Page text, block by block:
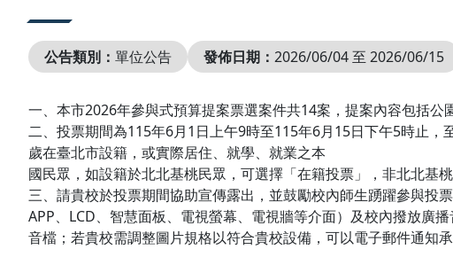
公告類別： 單位公告 發佈日期： 2026/06/04 至 2026/06/15
一、本市2026年參與式預算提案票選案件共14案，提案內容包括公
二、投票期間為115年6月1日上午9時至115年6月15日下午5時止
歲在臺北市設籍，或實際居住、就學、就業之本
國民眾，如設籍於北北基桃民眾，可選擇「在籍投票」，非北北基
三、請貴校於投票期間協助宣傳露出，並鼓勵校內師生踴躍參與投
APP、LCD、智慧面板、電視螢幕、電視牆等介面）及校內撥放廣
音檔；若貴校需調整圖片規格以符合貴校設備，可以電子郵件通知承